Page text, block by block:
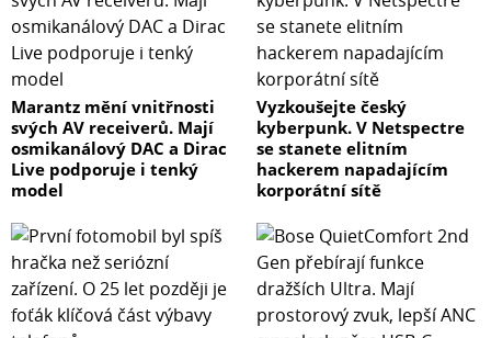
Marantz mění vnitřnosti
svých AV receiverů. Mají
osmikanálový DAC a Dirac
Live podporuje i tenký
model
Vyzkoušejte český
kyberpunk. V Netspectre
se stanete elitním
hackerem napadajícím
korporátní sítě